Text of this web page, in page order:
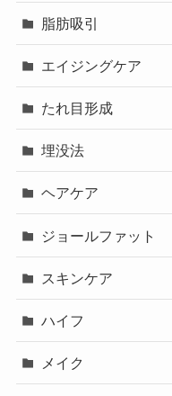
脂肪吸引
エイジングケア
たれ目形成
埋没法
ヘアケア
ジョールファット
スキンケア
ハイフ
メイク